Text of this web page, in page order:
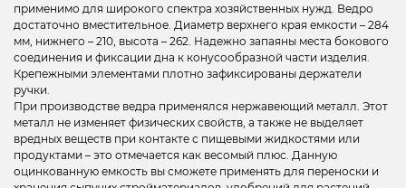
применимо для широкого спектра хозяйственных нужд. Ведро
достаточно вместительное. Диаметр верхнего края емкости – 284
мм, нижнего – 210, высота – 262. Надежно запаяны места бокового
соединения и фиксации дна к конусообразной части изделия.
Крепежными элементами плотно зафиксированы держатели
ручки.
При производстве ведра применялся нержавеющий металл. Этот
металл не изменяет физических свойств, а также не выделяет
вредных веществ при контакте с пищевыми жидкостями или
продуктами – это отмечается как весомый плюс. Данную
оцинкованную емкость вы сможете применять для переноски и